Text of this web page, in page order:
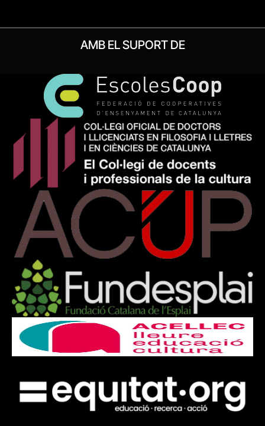
AMB EL SUPORT DE